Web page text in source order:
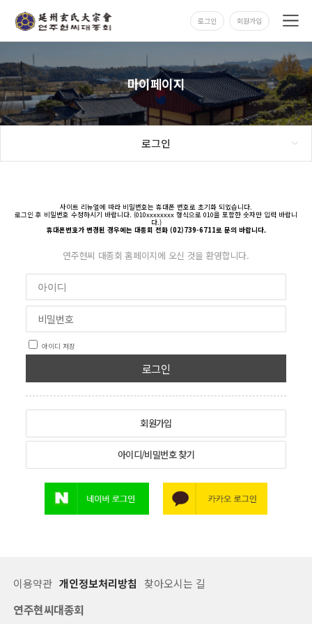
로그인 회원가입
마이페이지
로그인
사이트 리뉴얼에 따라 비밀번호는 휴대폰 번호로 초기화 되었습니다.
로그인 후 비밀번호 수정하시기 바랍니다. (010xxxxxxxx 형식으로 010을 포함한 숫자만 입력 바랍니
다.)
휴대폰번호가 변경된 경우에는 대종회 전화 (02)739-6711로 문의 바랍니다.
연주현씨 대종회 홈페이지에 오신 것을 환영합니다.
아이디 저장
로그인
회원가입
아이디/비밀번호 찾기
이용약관 개인정보처리방침 찾아오시는 길
연주현씨대종회